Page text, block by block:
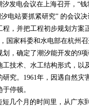
发电会议在上海召开，“
电站要抓紧研究” 的会议
，并把工程初步规划方案
国家科委和水电部在杭州
划，确定了潮汐能开发的9
技术、水工结构形式，
究。1961年，因遇自然
停顿。
几个月的时间里，从广东